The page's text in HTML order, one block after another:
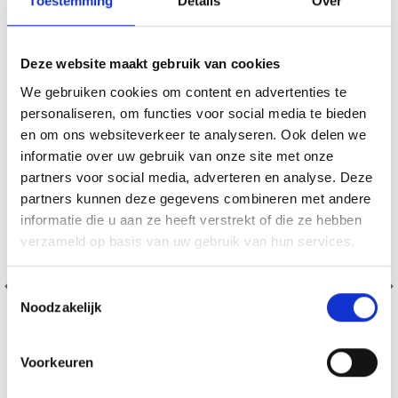
Deze website maakt gebruik van cookies
We gebruiken cookies om content en advertenties te
personaliseren, om functies voor social media te bieden
en om ons websiteverkeer te analyseren. Ook delen we
informatie over uw gebruik van onze site met onze
partners voor social media, adverteren en analyse. Deze
partners kunnen deze gegevens combineren met andere
informatie die u aan ze heeft verstrekt of die ze hebben
verzameld op basis van uw gebruik van hun services.
Toestemmingsselectie
Noodzakelijk
Voorkeuren
VERGELIJKBAAR MET DIT
20% korting